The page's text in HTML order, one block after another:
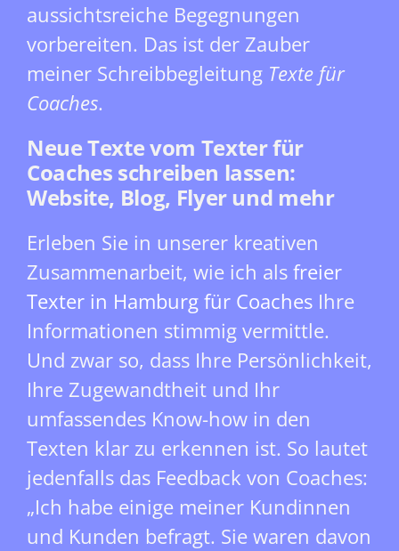
aussichtsreiche Begegnungen
vorbereiten. Das ist der Zauber
meiner Schreibbegleitung Texte für
Coaches.
Neue Texte vom Texter für
Coaches schreiben lassen:
Website, Blog, Flyer und mehr
Erleben Sie in unserer kreativen
Zusammenarbeit, wie ich als freier
Texter in Hamburg für Coaches Ihre
Informationen stimmig vermittle.
Und zwar so, dass Ihre Persönlichkeit,
Ihre Zugewandtheit und Ihr
umfassendes Know-how in den
Texten klar zu erkennen ist. So lautet
jedenfalls das Feedback von Coaches:
„Ich habe einige meiner Kundinnen
und Kunden befragt. Sie waren davon